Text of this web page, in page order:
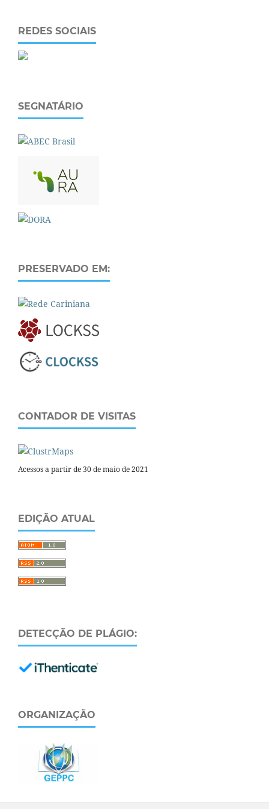
REDES SOCIAIS
SEGNATÁRIO
PRESERVADO EM:
CONTADOR DE VISITAS
Acessos a partir de 30 de maio de 2021
EDIÇÃO ATUAL
DETECÇÃO DE PLÁGIO:
ORGANIZAÇÃO